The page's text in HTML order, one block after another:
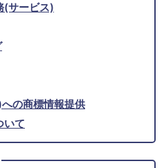
(サービス)
の商標情報提供
いて